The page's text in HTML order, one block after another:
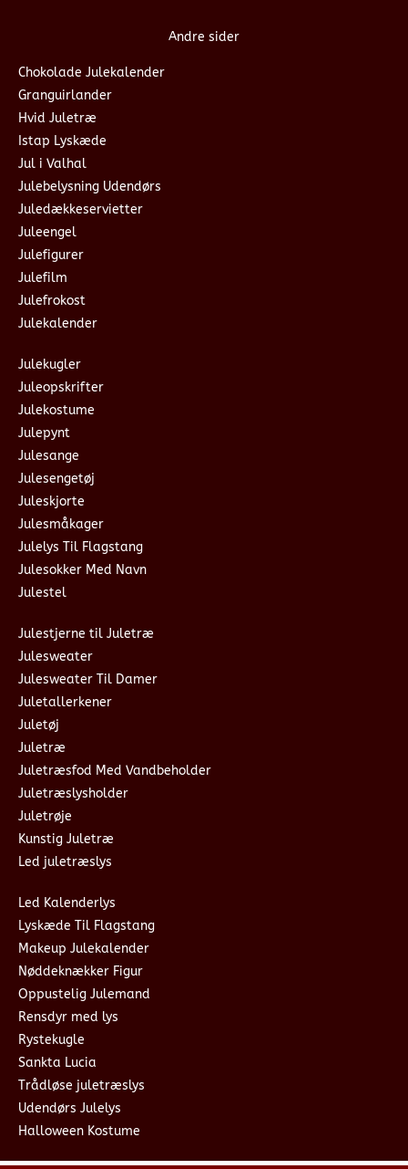
Andre sider
Chokolade Julekalender
Granguirlander
Hvid Juletræ
Istap Lyskæde
Jul i Valhal
Julebelysning Udendørs
Juledækkeservietter
Juleengel
Julefigurer
Julefilm
Julefrokost
Julekalender
Julekugler
Juleopskrifter
Julekostume
Julepynt
Julesange
Julesengetøj
Juleskjorte
Julesmåkager
Julelys Til Flagstang
Julesokker Med Navn
Julestel
Julestjerne til Juletræ
Julesweater
Julesweater Til Damer
Juletallerkener
Juletøj
Juletræ
Juletræsfod Med Vandbeholder
Juletræslysholder
Juletrøje
Kunstig Juletræ
Led juletræslys
Led Kalenderlys
Lyskæde Til Flagstang
Makeup Julekalender
Nøddeknækker Figur
Oppustelig Julemand
Rensdyr med lys
Rystekugle
Sankta Lucia
Trådløse juletræslys
Udendørs Julelys
Halloween Kostume